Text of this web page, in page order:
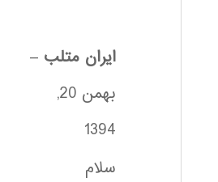
ایران متلب –
بهمن 20,
1394
سلام